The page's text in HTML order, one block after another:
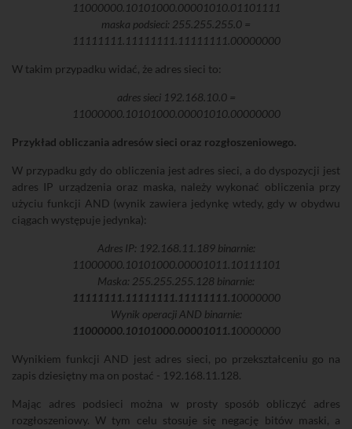
11000000.10101000.00001010.01101111
maska podsieci: 255.255.255.0 =
11111111.11111111.11111111.00000000
W takim przypadku widać, że adres sieci to:
adres sieci 192.168.10.0 =
11000000.10101000.00001010.00000000
Przykład obliczania adresów sieci oraz rozgłoszeniowego.
W przypadku gdy do obliczenia jest adres sieci, a do dyspozycji jest
adres IP urządzenia oraz maska, należy wykonać obliczenia przy
użyciu funkcji AND (wynik zawiera jedynkę wtedy, gdy w obydwu
ciągach występuje jedynka):
Adres IP: 192.168.11.189 binarnie:
11000000.10101000.00001011.10111101
Maska: 255.255.255.128 binarnie:
11111111.11111111.11111111.10000000
Wynik operacji AND binarnie:
11000000.10101000.00001011.10000000
Wynikiem funkcji AND jest adres sieci, po przekształceniu go na
zapis dziesiętny ma on postać - 192.168.11.128.
Mając adres podsieci można w prosty sposób obliczyć adres
rozgłoszeniowy. W tym celu stosuje się negację bitów maski, a